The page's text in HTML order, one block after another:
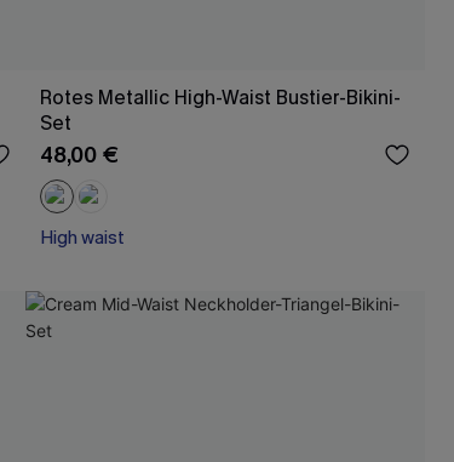
Rotes Metallic High-Waist Bustier-Bikini-
Set
48,00 €
High waist